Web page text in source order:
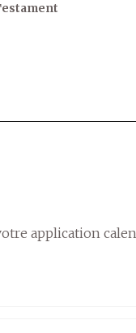
application